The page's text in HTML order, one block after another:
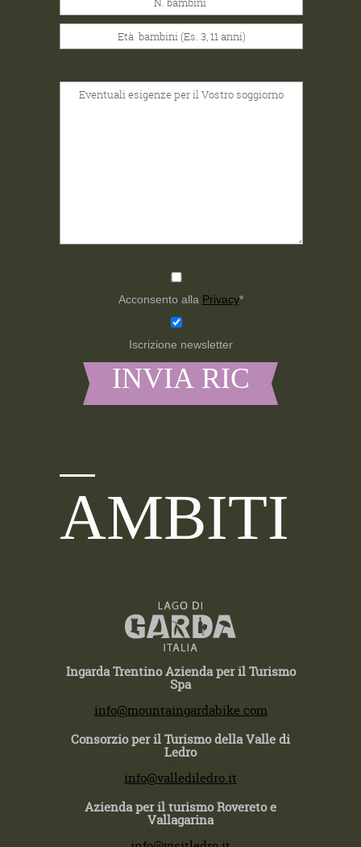
Acconsento alla Privacy*
Iscrizione newsletter
AMBITI
Ingarda Trentino Azienda per il Turismo
Spa
info@mountaingardabike.com
Consorzio per il Turismo della Valle di
Ledro
info@vallediledro.it
Azienda per il turismo Rovereto e
Vallagarina